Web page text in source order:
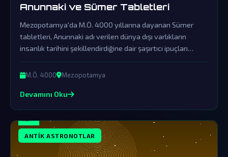
Anunnaki ve Sümer Tabletleri
Mezopotamya'da M.Ö. 4000 yıllarına dayanan Sümer
tabletleri, Anunnaki adı verilen dünya dışı varlıkların
insanlık tarihini şekillendirdiğine dair şaşırtıcı ipuçları
barındırıyor. Resmi tarihin örtbas ettiği bu sıra dışı efsane,
gezegenimize gerçekleşen eski ziyaretlerin kapılarını
M.Ö. 4000 Mezopotamya
Devamını Oku
ANTIK ASTRONOTLAR